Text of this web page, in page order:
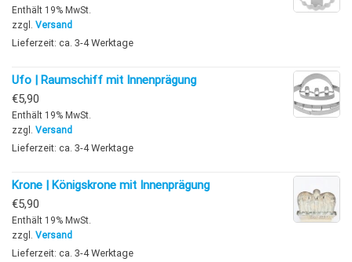
Enthält 19% MwSt.
zzgl. Versand
Lieferzeit: ca. 3-4 Werktage
Ufo | Raumschiff mit Innenprägung
€5,90
Enthält 19% MwSt.
zzgl. Versand
Lieferzeit: ca. 3-4 Werktage
Krone | Königskrone mit Innenprägung
€5,90
Enthält 19% MwSt.
zzgl. Versand
Lieferzeit: ca. 3-4 Werktage